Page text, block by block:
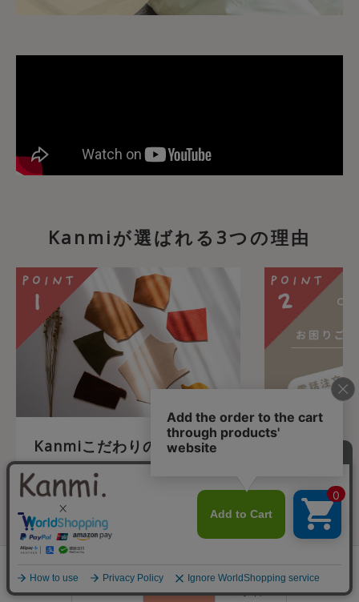
Kanmiが選ばれる3つの理由
Kanmiこだわりの”モノづ
くり”
Kanmiのアイテムはすべて日本の職
人さんの手で作られております。大
量生産でないからこそできる、1点1
じものは1つとしてありません。革サ
安心のカ
話での注文も
た、日々メー
セージ等でお
ていただいて
会員登録
ログイン